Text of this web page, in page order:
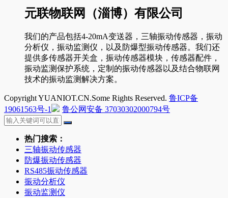
元联物联网（淄博）有限公司
我们的产品包括4-20mA变送器，三轴振动传感器，振动
分析仪，振动监测仪，以及防爆型振动传感器。我们还
提供多传感器开关盒，振动传感器模块，传感器配件，
振动监测保护系统，定制的振动传感器以及结合物联网
技术的振动监测解决方案。
Copyright YUANIOT.CN.Some Rights Reserved. 鲁ICP备
19061563号-1
鲁公网安备 37030302000794号
热门搜索：
三轴振动传感器
防爆振动传感器
RS485振动传感器
振动分析仪
振动监测仪